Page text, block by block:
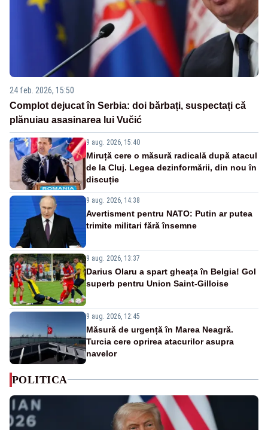
24 feb. 2026, 15:50
Complot dejucat în Serbia: doi bărbați, suspectați că
plănuiau asasinarea lui Vučić
9 aug. 2026, 15:40
Miruță cere o măsură radicală după atacul
de la Cluj. Legea dezinformării, din nou în
discuție
9 aug. 2026, 14:38
Avertisment pentru NATO: Putin ar putea
trimite militari fără însemne
9 aug. 2026, 13:37
Darius Olaru a spart gheața în Belgia! Gol
superb pentru Union Saint-Gilloise
9 aug. 2026, 12:45
Măsură de urgență în Marea Neagră.
Turcia cere oprirea atacurilor asupra
navelor
POLITICA